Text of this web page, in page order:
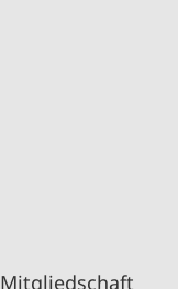
Mitgliedschaft